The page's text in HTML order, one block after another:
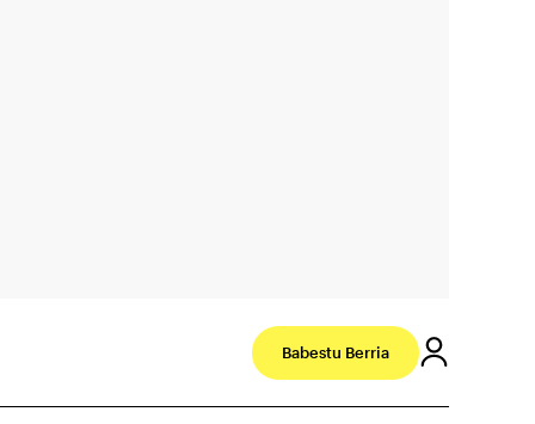
Babestu Berria